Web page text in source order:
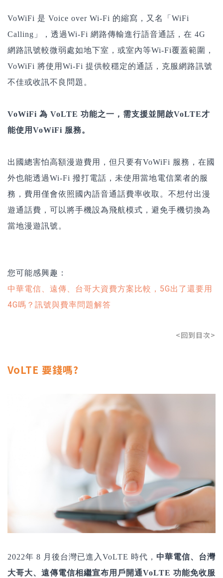
VoWiFi 是 Voice over Wi-Fi 的縮寫，又名「WiFi
Calling」，透過Wi-Fi 網路傳輸進行語音通話，在 4G
網路訊號較微弱處如地下室，或室內等Wi-Fi覆蓋範圍，
VoWiFi 將使用Wi-Fi 提供較穩定的通話，克服網路訊號
不佳或收訊不良問題。
VoWiFi 為 VoLTE 功能之一，需支援並開啟VoLTE才
能使用VoWiFi 服務。
出國總害怕高額漫遊費用，但只要有VoWiFi 服務，在國
外也能透過Wi-Fi 撥打電話，未使用當地電信業者的服
務，費用僅會依照國內語音通話費率收取。不想付出漫
遊通話費，可以將手機設為飛航模式，避免手機切換為
當地漫遊訊號。
您可能感興趣：
中華電信、遠傳、台哥大資費方案比較，5G出了還要用
4G嗎？訊號與費率問題解答
<回到目次>
VoLTE 要錢嗎?
2022年 8 月後台灣已進入VoLTE 時代， 中華電信、台灣
大哥大、遠傳電信相繼宣布用戶開通VoLTE 功能免收服